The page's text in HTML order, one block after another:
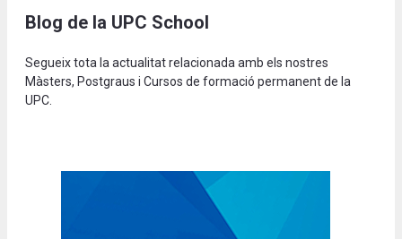
Blog de la UPC School
Segueix tota la actualitat relacionada amb els nostres
Màsters, Postgraus i Cursos de formació permanent de la
UPC.